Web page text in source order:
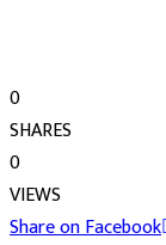
0
SHARES
0
VIEWS
Share on Facebook